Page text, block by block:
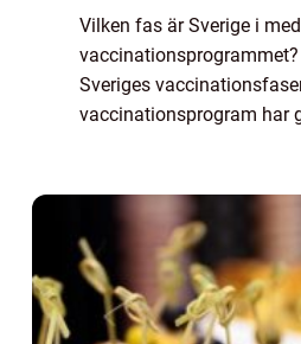
Vilken fas är Sverige i med
Sveriges
vaccinationsprogram har